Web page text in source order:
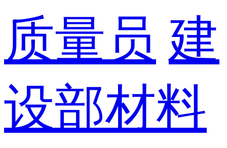
质量员 建
设部材料